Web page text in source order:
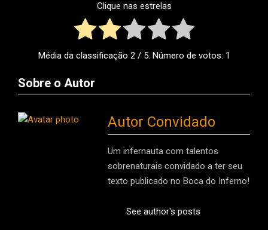
Clique nas estrelas
Média da classificação 2/ 5. Número de votos: 1
Sobre o Autor
Autor Convidado
Um infernauta com talentos
sobrenaturais convidado a ter seu
texto publicado no Boca do Inferno!
See author's posts